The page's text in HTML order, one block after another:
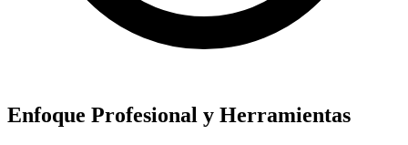
Enfoque Profesional y Herramientas